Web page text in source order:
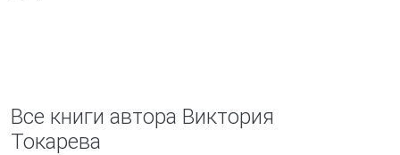
Все книги автора Виктория
Токарева